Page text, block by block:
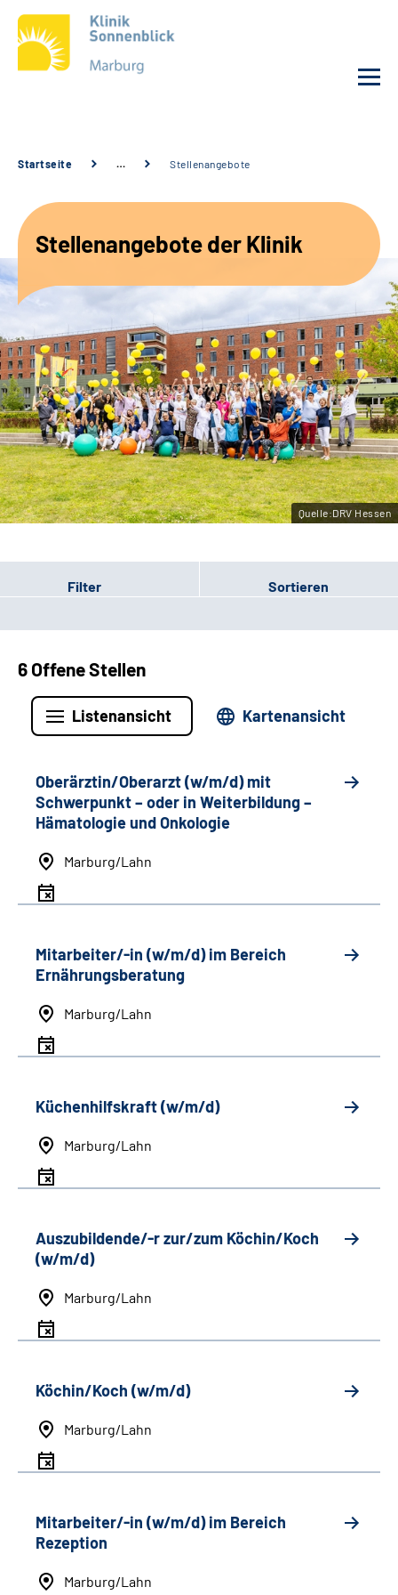
Service
Karriere
Sozialdienste & Zuweisende
Suche
Leichte Sprache
Gebärdensprache
Startseite … Stellenangebote
Stellenangebote der Klinik
Quelle:DRV Hessen
Filter Sortieren
6 Offene Stellen
Listenansicht Kartenansicht
Oberärztin/Oberarzt (w/m/d) mit
Schwerpunkt– oder in Weiterbildung–
Hämatologie und Onkologie
Marburg/Lahn
Mitarbeiter/-in (w/m/d) im Bereich
Ernährungsberatung
Marburg/Lahn
Küchenhilfskraft (w/m/d)
Marburg/Lahn
Auszubildende/-r zur/zum Köchin/Koch
(w/m/d)
Marburg/Lahn
Köchin/Koch (w/m/d)
Marburg/Lahn
Mitarbeiter/-in (w/m/d) im Bereich
Rezeption
Marburg/Lahn